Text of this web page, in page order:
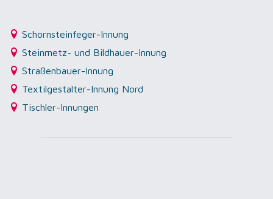
Schornsteinfeger-Innung
Steinmetz- und Bildhauer-Innung
Straßenbauer-Innung
Textilgestalter-Innung Nord
Tischler-Innungen